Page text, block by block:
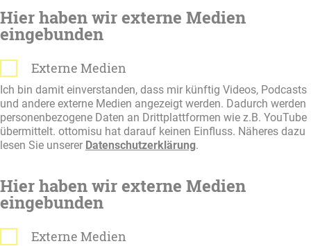
Hier haben wir externe Medien
eingebunden
Externe Medien
Ich bin damit einverstanden, dass mir künftig Videos, Podcasts
und andere externe Medien angezeigt werden. Dadurch werden
personenbezogene Daten an Drittplattformen wie z.B. YouTube
übermittelt. ottomisu hat darauf keinen Einfluss. Näheres dazu
lesen Sie unserer Datenschutzerklärung.
Hier haben wir externe Medien
eingebunden
Externe Medien